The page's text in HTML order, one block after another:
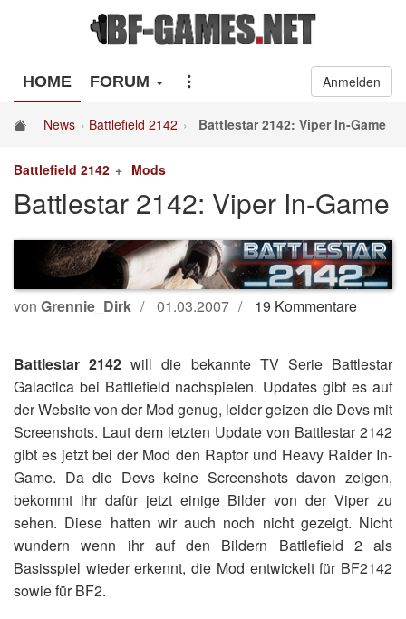
HOME FORUM Anmelden
News Battlefield 2142 Battlestar 2142: Viper In-Game
Battlefield 2142 Mods
Battlestar 2142: Viper In-Game
von Grennie_Dirk 01.03.2007 19 Kommentare
Battlestar 2142 will die bekannte TV Serie Battlestar
Galactica bei Battlefield nachspielen. Updates gibt es auf
der Website von der Mod genug, leider geizen die Devs mit
Screenshots. Laut dem letzten Update von Battlestar 2142
gibt es jetzt bei der Mod den Raptor und Heavy Raider In-
Game. Da die Devs keine Screenshots davon zeigen,
bekommt ihr dafür jetzt einige Bilder von der Viper zu
sehen. Diese hatten wir auch noch nicht gezeigt. Nicht
wundern wenn ihr auf den Bildern Battlefield 2 als
Basisspiel wieder erkennt, die Mod entwickelt für BF2142
sowie für BF2.